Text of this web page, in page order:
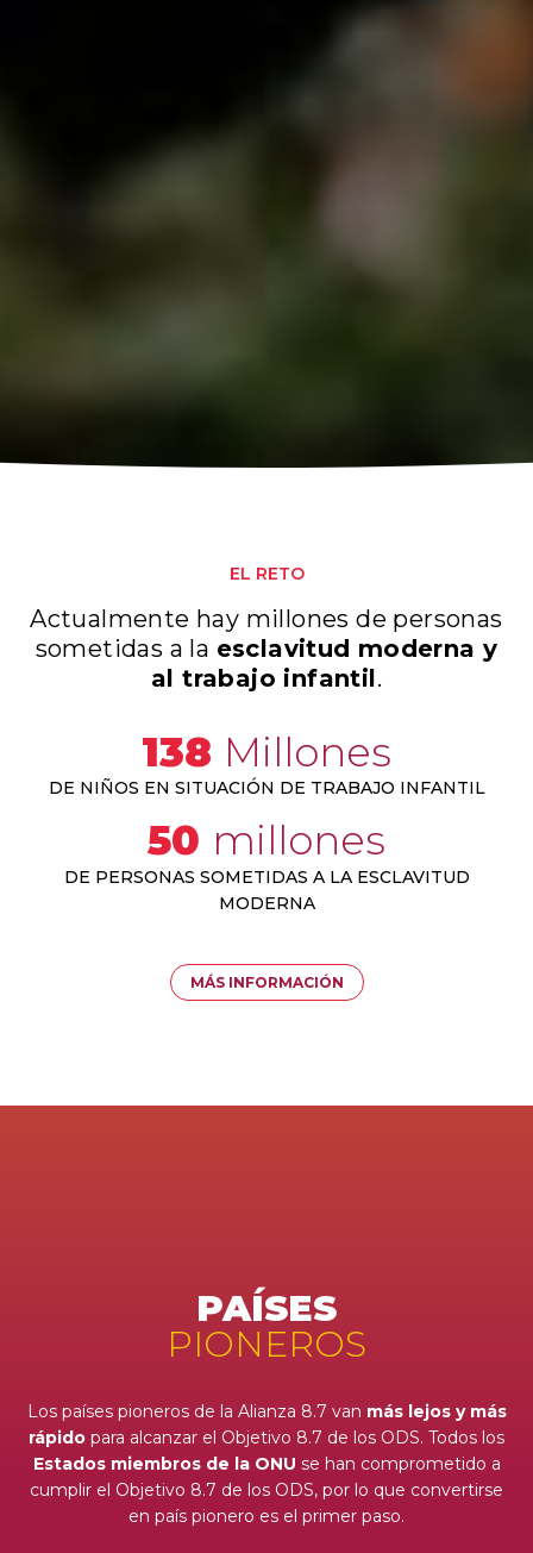
EL RETO
Actualmente hay millones de personas
sometidas a la esclavitud moderna y
al trabajo infantil.
138 Millones
DE NIÑOS EN SITUACIÓN DE TRABAJO INFANTIL
50 millones
DE PERSONAS SOMETIDAS A LA ESCLAVITUD
MODERNA
MÁS INFORMACIÓN
PAÍSES
PIONEROS
Los países pioneros de la Alianza 8.7 van más lejos y más
rápido para alcanzar el Objetivo 8.7 de los ODS. Todos los
Estados miembros de la ONU se han comprometido a
cumplir el Objetivo 8.7 de los ODS, por lo que convertirse
en país pionero es el primer paso.